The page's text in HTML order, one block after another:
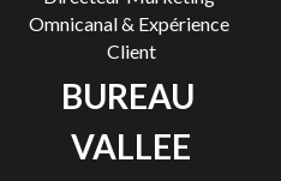
Omnicanal & Expérience
Client
BUREAU
VALLEE